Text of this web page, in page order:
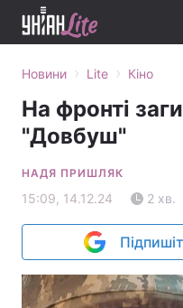
Новини › Lite › Кіно
На фронті
"Довбуш"
НАДЯ ПРИШЛЯК
15:09, 14.12.24 2 хв.